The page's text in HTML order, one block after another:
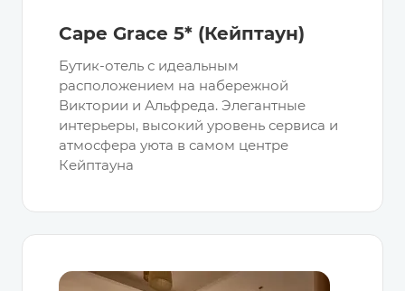
Cape Grace 5* (Кейптаун)
Бутик-отель с идеальным
расположением на набережной
Виктории и Альфреда. Элегантные
интерьеры, высокий уровень сервиса и
атмосферa уюта в самом центре
Кейптауна